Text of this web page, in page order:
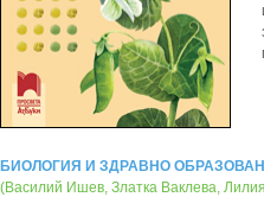
БИОЛОГИЯ И ЗДРАВНО
(Василий Ишев, Златка Ваклева,